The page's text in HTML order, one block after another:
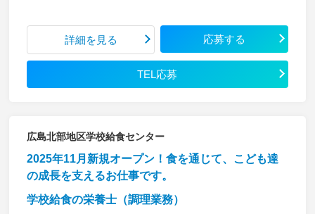
詳細を見る 応募する
TEL応募
広島北部地区学校給食センター
2025年11月新規オープン！食を通じて、こども達
の成長を支えるお仕事です。
学校給食の栄養士（調理業務）